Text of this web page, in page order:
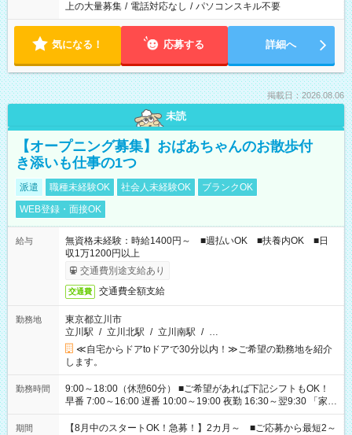
上の大量募集 / 電話対応なし / パソコンスキル不要
気になる！ 応募する 詳細へ
掲載日：2026.08.06
未読
【オープニング募集】おばあちゃんのお散歩付
き添いも仕事の1つ
派遣 職種未経験OK 社会人未経験OK
ブランクOK
WEB登録・面接OK
給与
無資格未経験：時給1400円～ ■週払いOK ■扶養内OK ■日
収1万1200円以上
交通費別途支給あり
交通費 交通費全額支給
勤務地
東京都立川市
立川駅 / 立川北駅 / 立川南駅 / …
≪自宅からドアtoドアで30分以内！≫ご希望の勤務地を紹介
します。
勤務時間
9:00～18:00（休憩60分） ■ご希望があれば下記シフトもOK！
早番 7:00～16:00 遅番 10:00～19:00 夜勤 16:30～翌9:30 「家族
と休みを合わせたい」 「余裕を持って夕飯の準備がしたい」
「できれば残業はしたくない」 など、ご希望を教えてください
期間
【8月中のスタートOK！急募！】2カ月～ ■ご応募から最短2～